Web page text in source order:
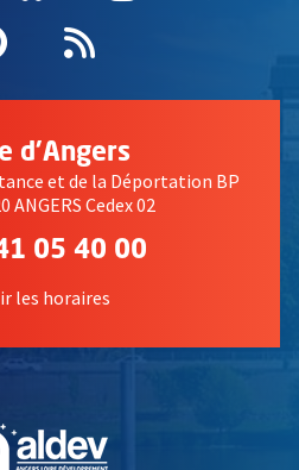
Pinterest
, Ouvre une
Flux RSS
d'Angers
et de la Déportation BP
ANGERS Cedex 02
05 40 00
les horaires